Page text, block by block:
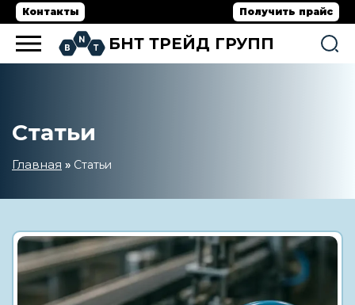
Контакты Получить прайс
БНТ ТРЕЙД ГРУПП
Статьи
Главная » Статьи